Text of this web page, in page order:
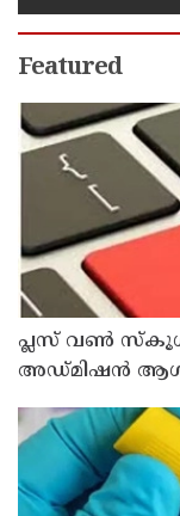
Featured
പ്ലസ് വൺ
അഡ്മിഷൻ